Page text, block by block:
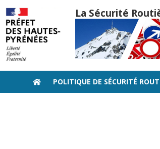
La Sécurité
POLITIQUE DE SÉCURITÉ